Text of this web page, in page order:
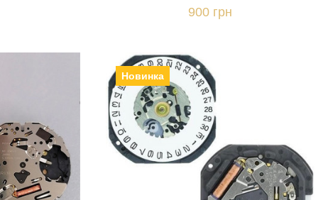
900 грн
Новинка
Epson VX32 (6)
Виробник: Японія,
450 грн.